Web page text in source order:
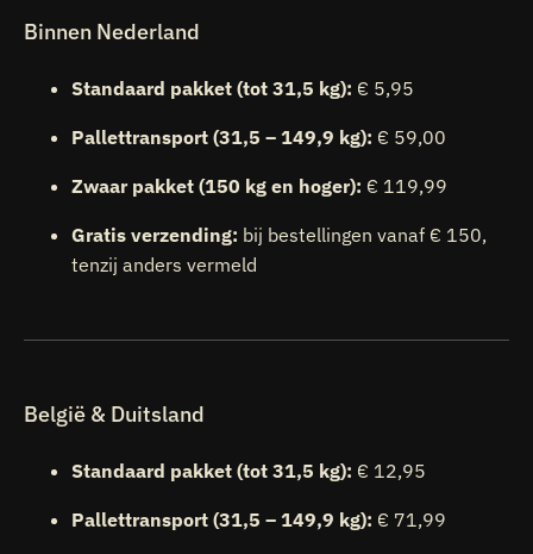
Binnen Nederland
Standaard pakket (tot 31,5 kg): € 5,95
Pallettransport (31,5 – 149,9 kg): € 59,00
Zwaar pakket (150 kg en hoger): € 119,99
Gratis verzending: bij bestellingen vanaf € 150,
tenzij anders vermeld
België & Duitsland
Standaard pakket (tot 31,5 kg): € 12,95
Pallettransport (31,5 – 149,9 kg): € 71,99